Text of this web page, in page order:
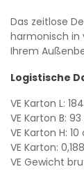
Das zeitlose
harmonisch in
Ihrem
Logistische
VE Karton L:
VE Karton B:
VE Karton H:
VE Karton:
VE Gewicht